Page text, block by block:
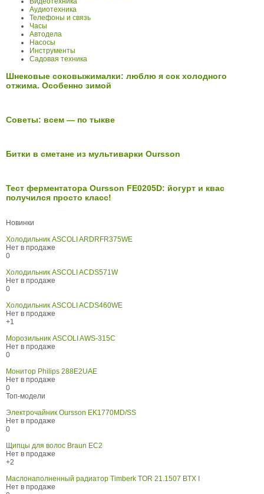
Аудиотехника
Телефоны и связь
Часы
Автодела
Насосы
Инструменты
Садовая техника
Шнековые соковыжималки: люблю я сок холодного
отжима. Особенно зимой
Советы: всем — по тыкве
Битки в сметане из мультиварки Oursson
Тест ферментатора Oursson FE0205D: йогурт и квас
получился просто класс!
Новинки
Холодильник ASCOLI ARDRFR375WE
Нет в продаже
0
Холодильник ASCOLI ACDS571W
Нет в продаже
0
Холодильник ASCOLI ACDS460WE
Нет в продаже
+1
Морозильник ASCOLI AWS-315C
Нет в продаже
0
Монитор Philips 288E2UAE
Нет в продаже
0
Топ-модели
Электрочайник Oursson EK1770MD/SS
Нет в продаже
0
Щипцы для волос Braun EC2
Нет в продаже
+2
Маслонаполненный радиатор Timberk TOR 21.1507 BTX I
Нет в продаже